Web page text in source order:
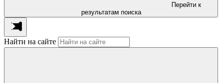
Перейти к
результатам поиска
Найти на сайте